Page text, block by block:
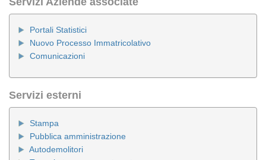
Portali Statistici
Nuovo Processo Immatricolativo
Comunicazioni
Servizi esterni
Stampa
Pubblica amministrazione
Autodemolitori